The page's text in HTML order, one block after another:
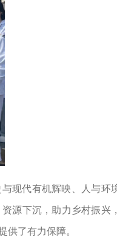
现代有机辉映、人与环
源下沉，助力乡村振兴
供了有力保障。